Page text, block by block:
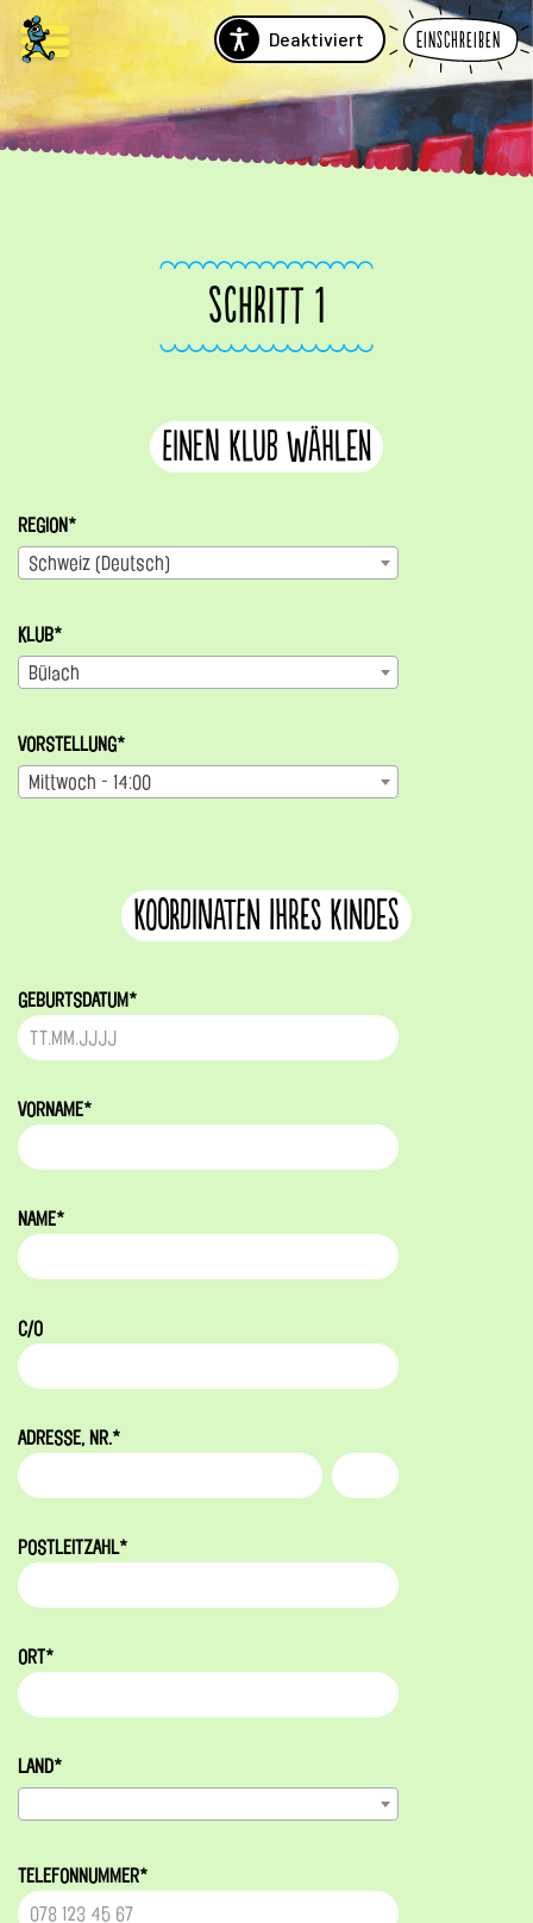
Deaktiviert Einschreiben
SCHRITT 1
Einen Klub wählen
REGION*
Schweiz (Deutsch)
KLUB*
Bülach
VORSTELLUNG*
Mittwoch - 14:00
Koordinaten ihres Kindes
GEBURTSDATUM*
VORNAME*
NAME*
C/O
ADRESSE, NR.*
POSTLEITZAHL*
ORT*
LAND*
TELEFONNUMMER*